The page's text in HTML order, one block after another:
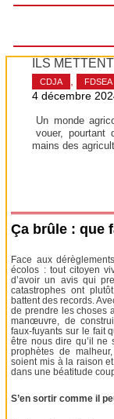
ILS
CDJA , FDSEA
4 décembre
Un monde
vouer, pourtant
mains des
Ça brûle : que
Face aux
écolos : tout citoyen
d’avoir un avis qui
catastrophes ont
battent des records.
de prendre les choses
manœuvre, de
faux-fuyants sur le fait
être nous dire qu’il ne
prophètes de
soient mis à la raison
dans une béatitude
S’en sortir comme il